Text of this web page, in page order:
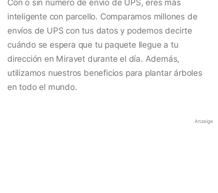
Con o sin número de envío de UPS, eres más
inteligente con parcello. Comparamos millones de
envíos de UPS con tus datos y podemos decirte
cuándo se espera que tu paquete llegue a tu
dirección en Miravet durante el día. Además,
utilizamos nuestros beneficios para plantar árboles
en todo el mundo.
Anzeige